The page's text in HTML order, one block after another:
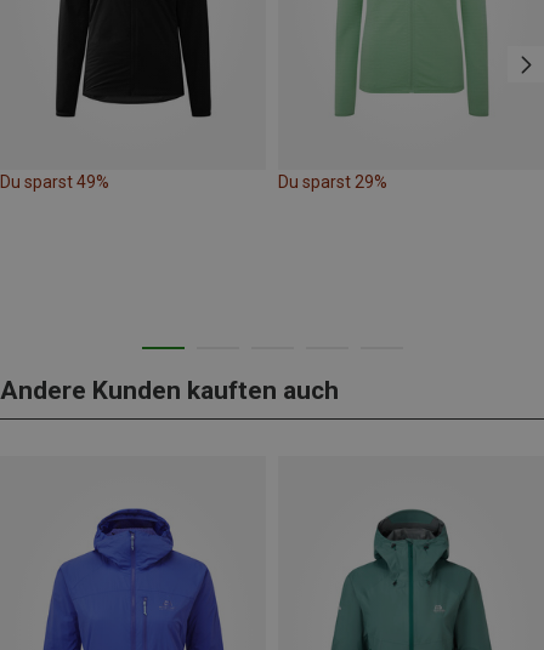
Du sparst 49% Du sparst 29%
Andere Kunden kauften auch